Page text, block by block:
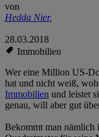
von
Hedda Nier,
28.03.2018
Immobilien
Wer eine Million US-
hat und nicht weiß,
Immobilien und leistet
genau, will aber gut
Bekommt man nämlich